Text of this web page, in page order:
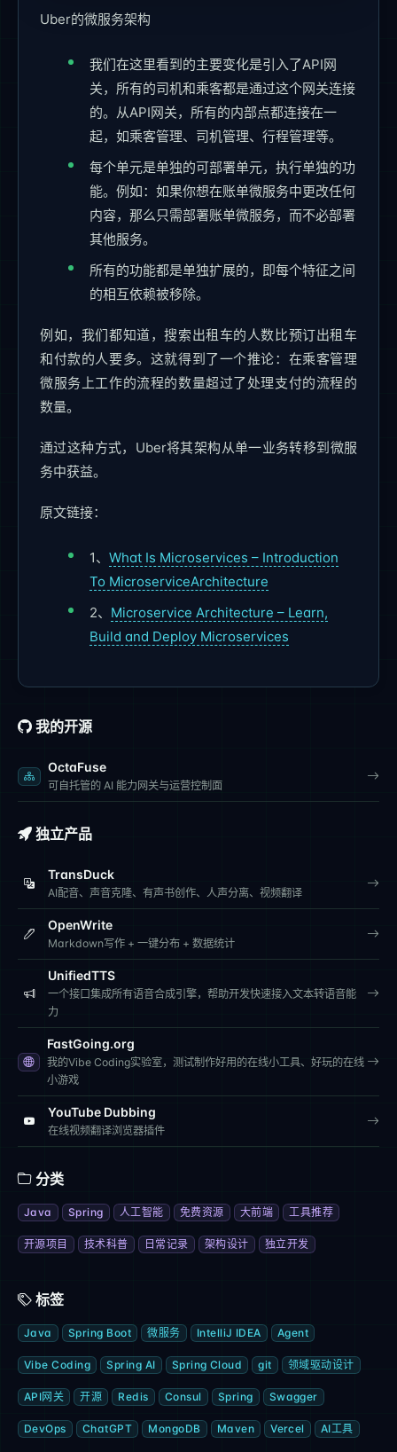
Uber的微服务架构
我们在这里看到的主要变化是引入了API网
关，所有的司机和乘客都是通过这个网关连接
的。从API网关，所有的内部点都连接在一
起，如乘客管理、司机管理、行程管理等。
每个单元是单独的可部署单元，执行单独的功
能。例如：如果你想在账单微服务中更改任何
内容，那么只需部署账单微服务，而不必部署
其他服务。
所有的功能都是单独扩展的，即每个特征之间
的相互依赖被移除。
例如，我们都知道，搜索出租车的人数比预订出租车
和付款的人要多。这就得到了一个推论：在乘客管理
微服务上工作的流程的数量超过了处理支付的流程的
数量。
通过这种方式，Uber将其架构从单一业务转移到微服
务中获益。
原文链接：
1、 What Is Microservices – Introduction
To MicroserviceArchitecture
2、 Microservice Architecture – Learn,
Build and Deploy Microservices
我的开源
OctaFuse
可自托管的 AI 能力网关与运营控制面
独立产品
TransDuck
AI配音、声音克隆、有声书创作、人声分离、视频翻译
OpenWrite
Markdown写作 + 一键分布 + 数据统计
UnifiedTTS
一个接口集成所有语音合成引擎，帮助开发快速接入文本转语音能
力
FastGoing.org
我的Vibe Coding实验室，测试制作好用的在线小工具、好玩的在线
小游戏
YouTube Dubbing
在线视频翻译浏览器插件
分类
Java Spring 人工智能 免费资源 大前端 工具推荐
开源项目 技术科普 日常记录 架构设计 独立开发
标签
Java Spring Boot 微服务 IntelliJ IDEA Agent
Vibe Coding Spring AI Spring Cloud git 领域驱动设计
API网关 开源 Redis Consul Spring Swagger
DevOps ChatGPT MongoDB Maven Vercel AI工具